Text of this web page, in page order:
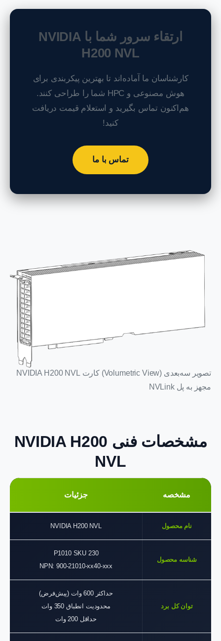
ارتقاء سرور شما با NVIDIA
H200 NVL
کارشناسان ما آماده‌اند تا بهترین پیکربندی برای
هوش مصنوعی و HPC شما را طراحی کنند.
هم‌اکنون تماس بگیرید و استعلام قیمت دریافت
کنید!
تماس با ما
تصویر سه‌بعدی (Volumetric View) کارت NVIDIA H200 NVL
مجهز به پل NVLink
مشخصات فنی NVIDIA H200
NVL
مشخصه جزئیات
نام محصول NVIDIA H200 NVL
شناسه محصول
P1010 SKU 230
NPN: 900-21010-xx40-xxx
توان کل برد
حداکثر 600 وات (پیش‌فرض)
محدودیت انطباق 350 وات
حداقل 200 وات